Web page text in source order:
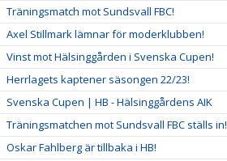
Träningsmatch mot Sundsvall FBC!
Axel Stillmark lämnar för moderklubben!
Vinst mot Hälsinggården i Svenska Cupen!
Herrlagets kaptener säsongen 22/23!
Svenska Cupen | HB - Hälsinggårdens AIK
Träningsmatchen mot Sundsvall FBC ställs in!
Oskar Fahlberg är tillbaka i HB!